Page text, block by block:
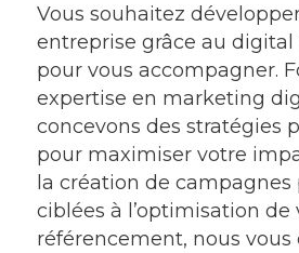
Vous souhaitez
entreprise grâce au digital
pour vous accompagner.
expertise en marketing
concevons des stratégies
pour maximiser votre
la création de
ciblées à l’optimisation de
référencement, nous vous